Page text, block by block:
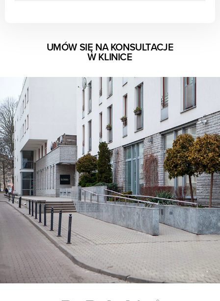
UMÓW SIĘ NA KONSULTACJE
W KLINICE